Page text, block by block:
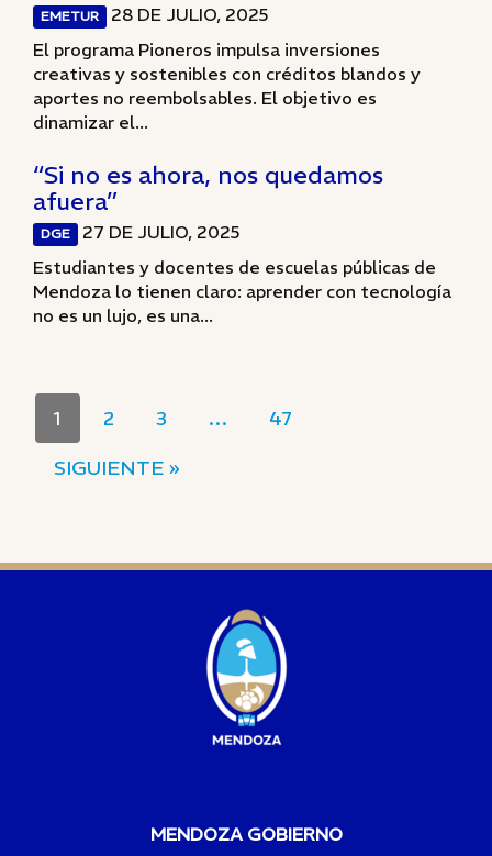
EMETUR
28 DE JULIO, 2025
El programa Pioneros impulsa inversiones
creativas y sostenibles con créditos blandos y
aportes no reembolsables. El objetivo es
dinamizar el...
“Si no es ahora, nos quedamos
afuera”
DGE
27 DE JULIO, 2025
Estudiantes y docentes de escuelas públicas de
Mendoza lo tienen claro: aprender con tecnología
no es un lujo, es una...
1 2 3 …
47
SIGUIENTE »
MENDOZA GOBIERNO